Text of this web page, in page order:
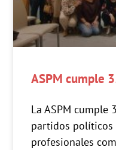
ASPM cumple
La ASPM cumple
partidos políticos
profesionales